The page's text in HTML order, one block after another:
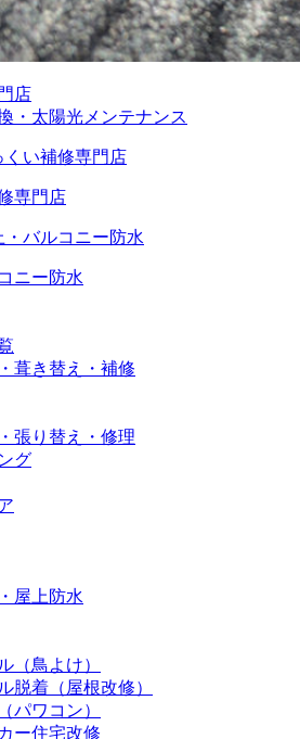
店
・太陽光メンテナンス
専門店
ニー防水
葺き替え・補修
張り替え・修理
グ
屋上防水
（鳥よけ）
脱着（屋根改修）
パワコン）
ー住宅改修